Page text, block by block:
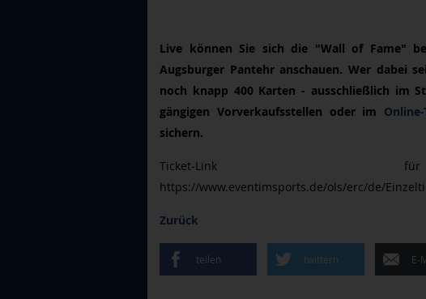
Live können Sie sich die "Wall of Fame"
Augsburger Pantehr anschauen. Wer dabei
noch knapp 400 Karten - ausschließlich im
gängigen Vorverkaufsstellen oder im
sichern.
Ticket-Link
https://www.eventimsports.de/ols/erc/de/
Zurück
teilen twittern E-